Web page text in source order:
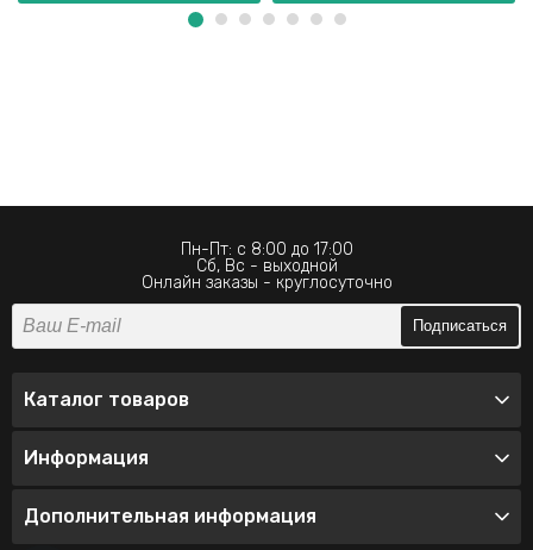
Пн-Пт: с 8:00 до 17:00
Сб, Вс - выходной
Онлайн заказы - круглосуточно
Подписаться
Каталог товаров
Информация
Дополнительная информация